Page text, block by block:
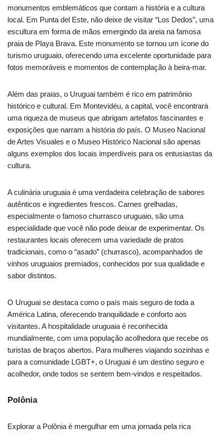
monumentos emblemáticos que contam a história e a cultura
local. Em Punta del Este, não deixe de visitar “Los Dedos”, uma
escultura em forma de mãos emergindo da areia na famosa
praia de Playa Brava. Este monumento se tornou um ícone do
turismo uruguaio, oferecendo uma excelente oportunidade para
fotos memoráveis e momentos de contemplação à beira-mar.
Além das praias, o Uruguai também é rico em patrimônio
histórico e cultural. Em Montevidéu, a capital, você encontrará
uma riqueza de museus que abrigam artefatos fascinantes e
exposições que narram a história do país. O Museo Nacional
de Artes Visuales e o Museo Histórico Nacional são apenas
alguns exemplos dos locais imperdíveis para os entusiastas da
cultura.
A culinária uruguaia é uma verdadeira celebração de sabores
autênticos e ingredientes frescos. Carnes grelhadas,
especialmente o famoso churrasco uruguaio, são uma
especialidade que você não pode deixar de experimentar. Os
restaurantes locais oferecem uma variedade de pratos
tradicionais, como o “asado” (churrasco), acompanhados de
vinhos uruguaios premiados, conhecidos por sua qualidade e
sabor distintos.
O Uruguai se destaca como o país mais seguro de toda a
América Latina, oferecendo tranquilidade e conforto aos
visitantes. A hospitalidade uruguaia é reconhecida
mundialmente, com uma população acolhedora que recebe os
turistas de braços abertos. Para mulheres viajando sozinhas e
para a comunidade LGBT+, o Uruguai é um destino seguro e
acolhedor, onde todos se sentem bem-vindos e respeitados.
Polônia
Explorar a Polônia é mergulhar em uma jornada pela rica